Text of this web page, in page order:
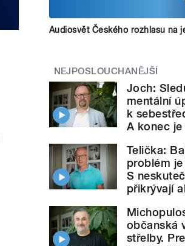
Audiosvět Českého rozhlasu na
NEJPOSLOUCHANĚJŠÍ
Joch:
mentální
k
A konec
Telička:
problém
S
přikrývají
občanská
střelby.